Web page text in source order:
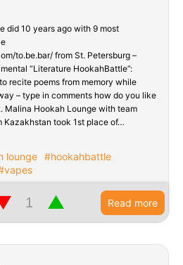
did 10 years ago with 9 most
to.be.bar/ from St. Petersburg –
“Literature HookahBattle”:
recite poems from memory while
– type in comments how do you like
Malina Hookah Lounge with team
Kazakhstan took 1st place of…
lounge #hookahbattle
▲ Read more